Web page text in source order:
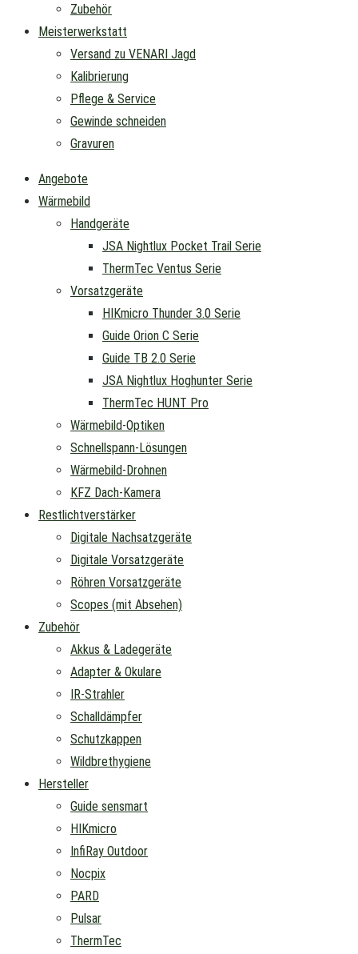
Zubehör
Meisterwerkstatt
Versand zu VENARI Jagd
Kalibrierung
Pflege & Service
Gewinde schneiden
Gravuren
Angebote
Wärmebild
Handgeräte
JSA Nightlux Pocket Trail Serie
ThermTec Ventus Serie
Vorsatzgeräte
HIKmicro Thunder 3.0 Serie
Guide Orion C Serie
Guide TB 2.0 Serie
JSA Nightlux Hoghunter Serie
ThermTec HUNT Pro
Wärmebild-Optiken
Schnellspann-Lösungen
Wärmebild-Drohnen
KFZ Dach-Kamera
Restlichtverstärker
Digitale Nachsatzgeräte
Digitale Vorsatzgeräte
Röhren Vorsatzgeräte
Scopes (mit Absehen)
Zubehör
Akkus & Ladegeräte
Adapter & Okulare
IR-Strahler
Schalldämpfer
Schutzkappen
Wildbrethygiene
Hersteller
Guide sensmart
HIKmicro
InfiRay Outdoor
Nocpix
PARD
Pulsar
ThermTec